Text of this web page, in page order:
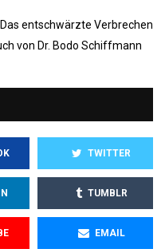
Das entschwärzte Verbrechen
von Dr. Bodo Schiffmann
TWITTER
TUMBLR
EMAIL